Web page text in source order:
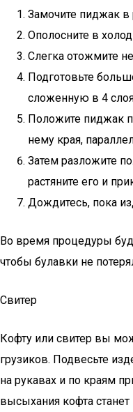
Замочите пиджак в
Ополосните в
Слегка отожмите
Подготовьте
сложенную в 4
Положите пиджак
нему края,
Затем разложите
растяните его и
Дождитесь, пока
Во время процедуры
чтобы булавки не
Свитер
Кофту или свитер вы
грузиков. Подвесьте
на рукавах и по краям
высыхания кофта